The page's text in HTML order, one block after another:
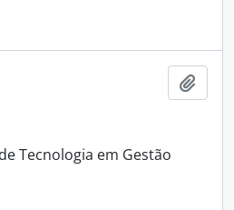
Tecnologia em Gestão